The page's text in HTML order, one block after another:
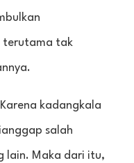
terutama tak
Karena kadangkala
salah
lain. Maka dari itu,